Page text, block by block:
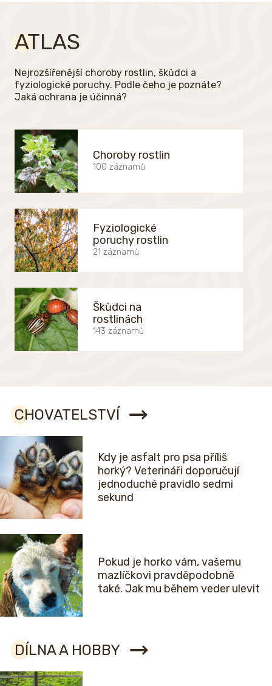
ATLAS
Nejrozšířenější choroby rostlin, škůdci a
fyziologické poruchy. Podle čeho je poznáte?
Jaká ochrana je účinná?
Choroby rostlin
100 záznamů
Fyziologické
poruchy rostlin
21 záznamů
Škůdci na
rostlinách
143 záznamů
CHOVATELSTVÍ
Kdy je asfalt pro psa příliš
horký? Veterináři doporučují
jednoduché pravidlo sedmi
sekund
Pokud je horko vám, vašemu
mazlíčkovi pravděpodobně
také. Jak mu během veder ulevit
DÍLNA A HOBBY